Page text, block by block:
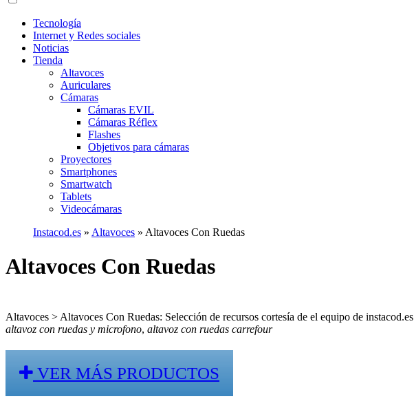
Tecnología
Internet y Redes sociales
Noticias
Tienda
Altavoces
Auriculares
Cámaras
Cámaras EVIL
Cámaras Réflex
Flashes
Objetivos para cámaras
Proyectores
Smartphones
Smartwatch
Tablets
Videocámaras
Instacod.es » Altavoces » Altavoces Con Ruedas
Altavoces Con Ruedas
Altavoces > Altavoces Con Ruedas: Selección de recursos cortesía de el equipo de instacod.es
altavoz con ruedas y microfono, altavoz con ruedas carrefour
VER MÁS PRODUCTOS